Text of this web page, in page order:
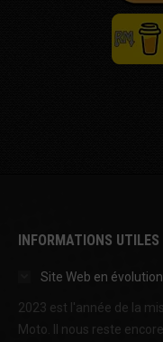
INFORMATIONS UTILES
Site Web en
2023 est l'année de la
Moto. Il nous reste